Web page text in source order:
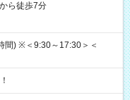
ら徒歩7分
) ※＜9:30～17:30＞＜